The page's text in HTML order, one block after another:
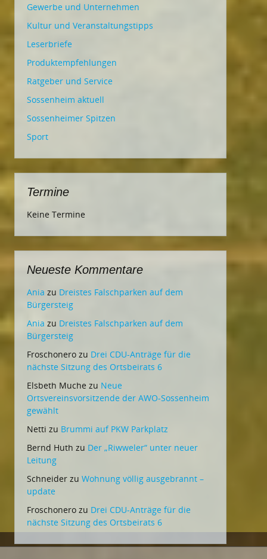
Gewerbe und Unternehmen
Kultur und Veranstaltungstipps
Leserbriefe
Produktempfehlungen
Ratgeber und Service
Sossenheim aktuell
Sossenheimer Spitzen
Sport
Termine
Keine Termine
Neueste Kommentare
Ania zu Dreistes Falschparken auf dem
Bürgersteig
Ania zu Dreistes Falschparken auf dem
Bürgersteig
Froschonero zu Drei CDU-Anträge für die
nächste Sitzung des Ortsbeirats 6
Elsbeth Muche zu Neue
Ortsvereinsvorsitzende der AWO-Sossenheim
gewählt
Netti zu Brummi auf PKW Parkplatz
Bernd Huth zu Der „Riwweler“ unter neuer
Leitung
Schneider zu Wohnung völlig ausgebrannt –
update
Froschonero zu Drei CDU-Anträge für die
nächste Sitzung des Ortsbeirats 6